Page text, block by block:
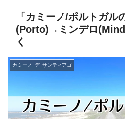
「カミーノ/ポルトガル
(Porto)→ミンデロ
く
カミーノ･デ･サンティアゴ